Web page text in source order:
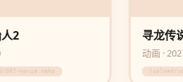
2
007-movie.webp
寻龙传
动画 ·
/upload/